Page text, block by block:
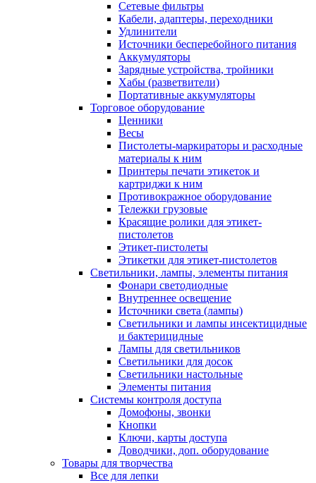
Сетевые фильтры
Кабели, адаптеры, переходники
Удлинители
Источники бесперебойного питания
Аккумуляторы
Зарядные устройства, тройники
Хабы (разветвители)
Портативные аккумуляторы
Торговое оборудование
Ценники
Весы
Пистолеты-маркираторы и расходные
материалы к ним
Принтеры печати этикеток и
картриджи к ним
Противокражное оборудование
Тележки грузовые
Красящие ролики для этикет-
пистолетов
Этикет-пистолеты
Этикетки для этикет-пистолетов
Светильники, лампы, элементы питания
Фонари светодиодные
Внутреннее освещение
Источники света (лампы)
Светильники и лампы инсектицидные
и бактерицидные
Лампы для светильников
Светильники для досок
Светильники настольные
Элементы питания
Системы контроля доступа
Домофоны, звонки
Кнопки
Ключи, карты доступа
Доводчики, доп. оборудование
Товары для творчества
Все для лепки